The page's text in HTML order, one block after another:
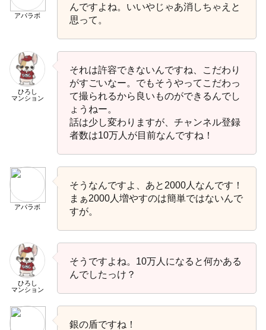
アパラボ
んですよね。いいやじゃあ消しちゃえと
思って。
ひろし
マンション
それは許容できないんですね、こだわり
がすごいなー。でもそうやってこだわっ
て撮られるから良いものができるんでし
ょうねー。
話は少し変わりますが、チャンネル登録
者数は10万人が目前なんですね！
アパラボ
そうなんですよ、あと2000人なんです！
まぁ2000人増やすのは簡単ではないんで
すが。
ひろし
マンション
そうですよね。10万人になると何かある
んでしたっけ？
銀の盾ですね！